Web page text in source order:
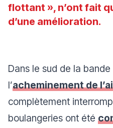
flottant », n’ont fait
d’une amélioration.
Dans le sud de la
l’acheminement de
complètement
boulangeries ont été